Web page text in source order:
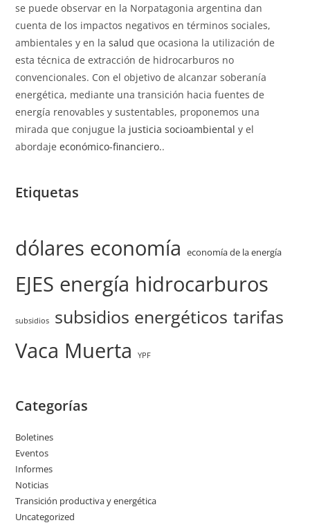
se puede observar en la Norpatagonia argentina dan
cuenta de los impactos negativos en términos sociales,
ambientales y en lasalud que ocasiona la utilización de
esta técnica de extracción de hidrocarburos no
convencionales. Con el objetivo de alcanzar soberanía
energética, mediante una transición hacia fuentes de
energía renovables y sustentables, proponemos una
mirada que conjugue la justicia socioambiental y el
abordajeeconómico-financiero..
Etiquetas
dólares economía economía de la energía
EJES energía hidrocarburos
subsidios subsidios energéticos tarifas
Vaca Muerta YPF
Categorías
Boletines
Eventos
Informes
Noticias
Transición productiva y energética
Uncategorized